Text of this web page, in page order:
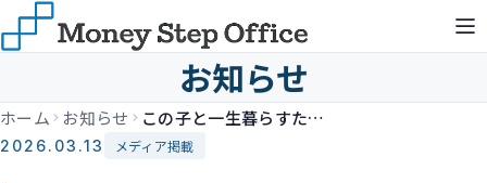
お知らせ
ホーム お知らせ この子と一生暮らすために 知っておきたいお金の備え（緑書房「Wan2026年4月号」で記事掲載）
2026.03.13 メディア掲載